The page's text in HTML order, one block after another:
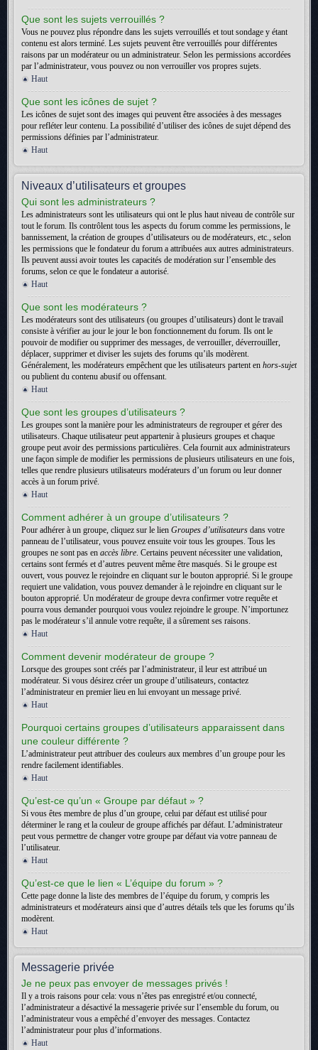
Que sont les sujets verrouillés ?
Vous ne pouvez plus répondre dans les sujets verrouillés et tout sondage y étant
contenu est alors terminé. Les sujets peuvent être verrouillés pour différentes
raisons par un modérateur ou un administrateur. Selon les permissions accordées
par l’administrateur, vous pouvez ou non verrouiller vos propres sujets.
Haut
Que sont les icônes de sujet ?
Les icônes de sujet sont des images qui peuvent être associées à des messages
pour refléter leur contenu. La possibilité d’utiliser des icônes de sujet dépend des
permissions définies par l’administrateur.
Haut
Niveaux d’utilisateurs et groupes
Qui sont les administrateurs ?
Les administrateurs sont les utilisateurs qui ont le plus haut niveau de contrôle sur
tout le forum. Ils contrôlent tous les aspects du forum comme les permissions, le
bannissement, la création de groupes d’utilisateurs ou de modérateurs, etc., selon
les permissions que le fondateur du forum a attribuées aux autres administrateurs.
Ils peuvent aussi avoir toutes les capacités de modération sur l’ensemble des
forums, selon ce que le fondateur a autorisé.
Haut
Que sont les modérateurs ?
Les modérateurs sont des utilisateurs (ou groupes d’utilisateurs) dont le travail
consiste à vérifier au jour le jour le bon fonctionnement du forum. Ils ont le
pouvoir de modifier ou supprimer des messages, de verrouiller, déverrouiller,
déplacer, supprimer et diviser les sujets des forums qu’ils modèrent.
Généralement, les modérateurs empêchent que les utilisateurs partent en hors-sujet
ou publient du contenu abusif ou offensant.
Haut
Que sont les groupes d’utilisateurs ?
Les groupes sont la manière pour les administrateurs de regrouper et gérer des
utilisateurs. Chaque utilisateur peut appartenir à plusieurs groupes et chaque
groupe peut avoir des permissions particulières. Cela fournit aux administrateurs
une façon simple de modifier les permissions de plusieurs utilisateurs en une fois,
telles que rendre plusieurs utilisateurs modérateurs d’un forum ou leur donner
accès à un forum privé.
Haut
Comment adhérer à un groupe d’utilisateurs ?
Pour adhérer à un groupe, cliquez sur le lien Groupes d’utilisateurs dans votre
panneau de l’utilisateur, vous pouvez ensuite voir tous les groupes. Tous les
groupes ne sont pas en accès libre. Certains peuvent nécessiter une validation,
certains sont fermés et d’autres peuvent même être masqués. Si le groupe est
ouvert, vous pouvez le rejoindre en cliquant sur le bouton approprié. Si le groupe
requiert une validation, vous pouvez demander à le rejoindre en cliquant sur le
bouton approprié. Un modérateur de groupe devra confirmer votre requête et
pourra vous demander pourquoi vous voulez rejoindre le groupe. N’importunez
pas le modérateur s’il annule votre requête, il a sûrement ses raisons.
Haut
Comment devenir modérateur de groupe ?
Lorsque des groupes sont créés par l’administrateur, il leur est attribué un
modérateur. Si vous désirez créer un groupe d’utilisateurs, contactez
l’administrateur en premier lieu en lui envoyant un message privé.
Haut
Pourquoi certains groupes d’utilisateurs apparaissent dans
une couleur différente ?
L’administrateur peut attribuer des couleurs aux membres d’un groupe pour les
rendre facilement identifiables.
Haut
Qu’est-ce qu’un « Groupe par défaut » ?
Si vous êtes membre de plus d’un groupe, celui par défaut est utilisé pour
déterminer le rang et la couleur de groupe affichés par défaut. L’administrateur
peut vous permettre de changer votre groupe par défaut via votre panneau de
l’utilisateur.
Haut
Qu’est-ce que le lien « L’équipe du forum » ?
Cette page donne la liste des membres de l’équipe du forum, y compris les
administrateurs et modérateurs ainsi que d’autres détails tels que les forums qu’ils
modèrent.
Haut
Messagerie privée
Je ne peux pas envoyer de messages privés !
Il y a trois raisons pour cela: vous n’êtes pas enregistré et/ou connecté,
l’administrateur a désactivé la messagerie privée sur l’ensemble du forum, ou
l’administrateur vous a empêché d’envoyer des messages. Contactez
l’administrateur pour plus d’informations.
Haut